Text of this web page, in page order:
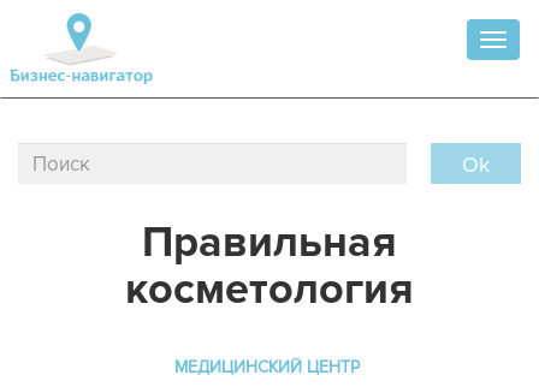
Ok
Правильная
косметология
МЕДИЦИНСКИЙ ЦЕНТР